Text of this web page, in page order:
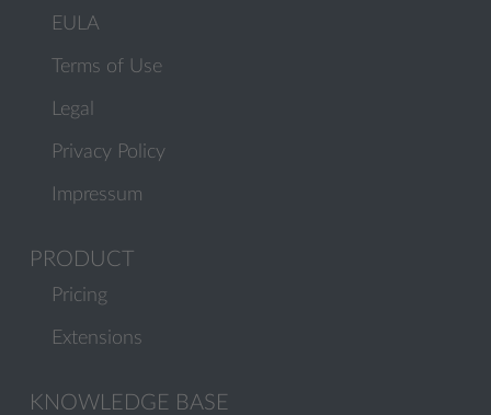
EULA
Terms of Use
Legal
Privacy Policy
Impressum
PRODUCT
Pricing
Extensions
KNOWLEDGE BASE